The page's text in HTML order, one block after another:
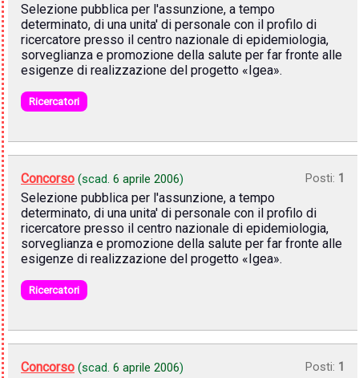
Selezione pubblica per l'assunzione, a tempo
determinato, di una unita' di personale con il profilo di
ricercatore presso il centro nazionale di epidemiologia,
sorveglianza e promozione della salute per far fronte alle
esigenze di realizzazione del progetto «Igea».
Ricercatori
Concorso (scad. 6 aprile 2006) Posti: 1
Selezione pubblica per l'assunzione, a tempo
determinato, di una unita' di personale con il profilo di
ricercatore presso il centro nazionale di epidemiologia,
sorveglianza e promozione della salute per far fronte alle
esigenze di realizzazione del progetto «Igea».
Ricercatori
Concorso (scad. 6 aprile 2006) Posti: 1